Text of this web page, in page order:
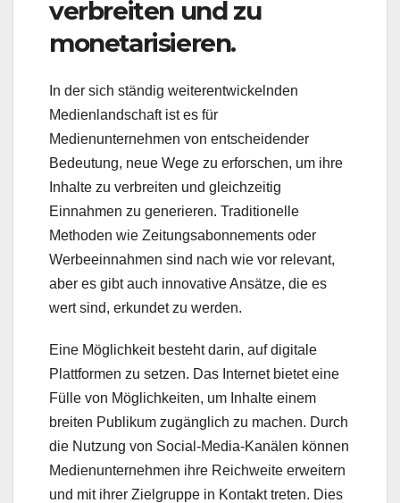
verbreiten und zu
monetarisieren.
In der sich ständig weiterentwickelnden
Medienlandschaft ist es für
Medienunternehmen von entscheidender
Bedeutung, neue Wege zu erforschen, um ihre
Inhalte zu verbreiten und gleichzeitig
Einnahmen zu generieren. Traditionelle
Methoden wie Zeitungsabonnements oder
Werbeeinnahmen sind nach wie vor relevant,
aber es gibt auch innovative Ansätze, die es
wert sind, erkundet zu werden.
Eine Möglichkeit besteht darin, auf digitale
Plattformen zu setzen. Das Internet bietet eine
Fülle von Möglichkeiten, um Inhalte einem
breiten Publikum zugänglich zu machen. Durch
die Nutzung von Social-Media-Kanälen können
Medienunternehmen ihre Reichweite erweitern
und mit ihrer Zielgruppe in Kontakt treten. Dies